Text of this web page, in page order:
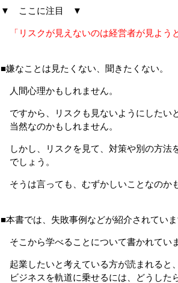
▼ ここに注目 ▼
「リスクが見えないのは経営者が見よう
（
■嫌なことは見たくない、聞きたくない。
人間心理かもしれません。
ですから、リスクも見ないようにしたい
当然なのかもしれません。
しかし、リスクを見て、対策や別の方法
でしょう。
そうは言っても、むずかしいことなのか
■本書では、失敗事例などが紹介されていま
そこから学べることについて書かれていま
起業したいと考えている方が読まれると、
ビジネスを軌道に乗せるには、どうした